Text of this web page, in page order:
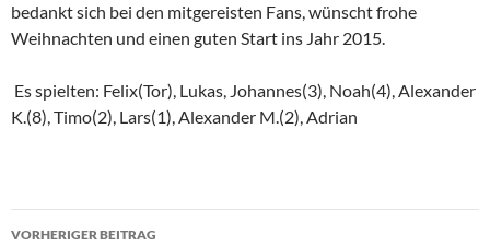
bedankt sich bei den mitgereisten Fans, wünscht frohe
Weihnachten und einen guten Start ins Jahr 2015.
Es spielten: Felix(Tor), Lukas, Johannes(3), Noah(4), Alexander
K.(8), Timo(2), Lars(1), Alexander M.(2), Adrian
Beitragsnavigation
VORHERIGER BEITRAG